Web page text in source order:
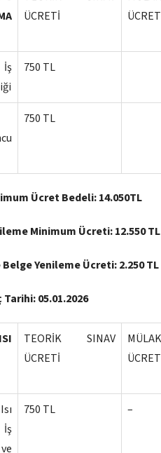
ÜCRETİ
İş
750 TL
750 TL
Ücret Bedeli: 14.050TL
Minimum Ücreti: 12.550 TL
Belge Yenileme Ücreti: 2.250 TL
Tarihi:05.01.2026
TEORİK SINAV
ÜCRETİ
750 TL –